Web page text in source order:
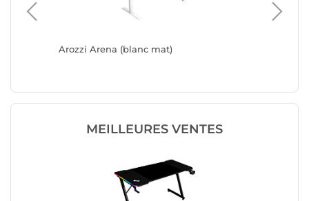
Arozzi Arena (blanc mat)
MEILLEURES VENTES